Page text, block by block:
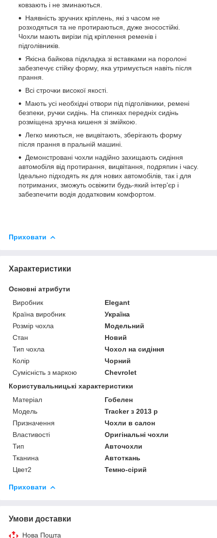
ковзають і не зминаються.
Наявність зручних кріплень, які з часом не
розходяться та не протираються, дуже зносостійкі.
Чохли мають вирізи під кріплення ременів і
підголівників.
Якісна байкова підкладка зі вставками на поролоні
забезпечує стійку форму, яка утримується навіть після
прання.
Всі строчки високої якості.
Мають усі необхідні отвори під підголівники, ремені
безпеки, ручки сидінь. На спинках передніх сидінь
розміщена зручна кишеня зі змійкою.
Легко миються, не вицвітають, зберігають форму
після прання в пральній машині.
Демонстровані чохли надійно захищають сидіння
автомобіля від протирання, вицвітання, подряпин і часу.
Ідеально підходять як для нових автомобілів, так і для
потриманих, зможуть освіжити будь-який інтер'єр і
забезпечити водія додатковим комфортом.
Приховати
Характеристики
Основні атрибути
Виробник
Elegant
Країна виробник
Україна
Розмір чохла
Модельний
Стан
Новий
Тип чохла
Чохол на сидіння
Колір
Чорний
Сумісність з маркою
Chevrolet
Користувальницькі характеристики
Матеріал
Гобелен
Модель
Tracker з 2013 р
Призначення
Чохли в салон
Властивості
Оригінальні чохли
Тип
Авточохли
Тканина
Автоткань
Цвет2
Темно-сірий
Приховати
Умови доставки
Нова Пошта